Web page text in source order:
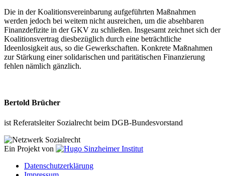
Die in der Koalitionsvereinbarung aufgeführten Maßnahmen
werden jedoch bei weitem nicht ausreichen, um die absehbaren
Finanzdefizite in der GKV zu schließen. Insgesamt zeichnet sich der
Koalitionsvertrag diesbezüglich durch eine beträchtliche
Ideenlosigkeit aus, so die Gewerkschaften. Konkrete Maßnahmen
zur Stärkung einer solidarischen und paritätischen Finanzierung
fehlen nämlich gänzlich.
Bertold Brücher
ist Referatsleiter Sozialrecht beim DGB-Bundesvorstand
Ein Projekt von
Datenschutzerklärung